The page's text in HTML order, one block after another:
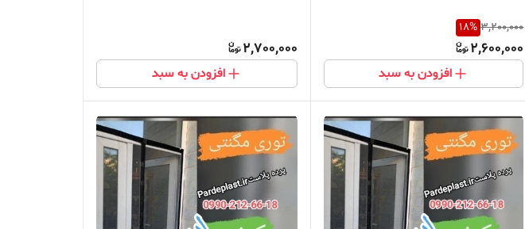
توری مغازه پرده مغازه
3,200,000
18%
2,600,000
افزودن به سبد
2,700,000
افزودن به سبد